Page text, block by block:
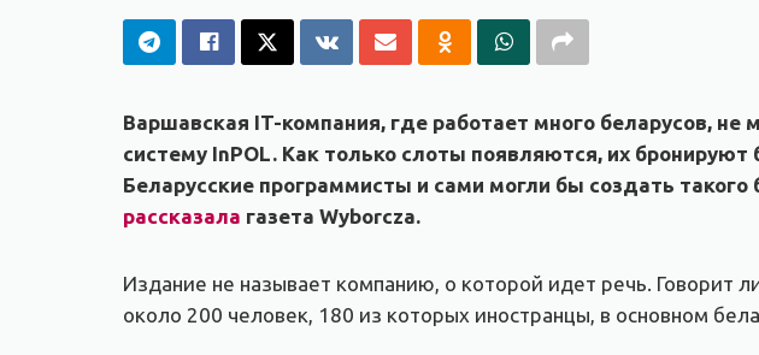
Варшавская IT-компания, где работает много беларусов,
систему InPOL. Как только слоты появляются, их
Беларусские программисты и сами могли бы создать
рассказала газета Wyborcza.
Издание не называет компанию, о которой идет речь. Говорит
около 200 человек, 180 из которых иностранцы, в основном